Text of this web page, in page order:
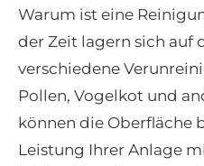
Warum ist eine
der Zeit lagern sich auf
verschiedene
Pollen, Vogelkot und
können die Oberfläche
Leistung Ihrer Anlage